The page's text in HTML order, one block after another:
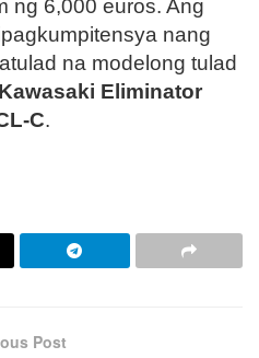
ng 6,000 euros. Ang
nang
na modelong tulad
Kawasaki Eliminator
C.
Post